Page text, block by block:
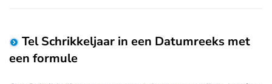
Tel Schrikkeljaar in een Datumreeks met
een formule